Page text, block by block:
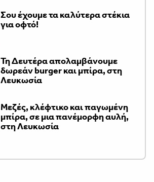
Σου έχουμε τα καλύτερα στέκια
για οφτό!
Τη Δευτέρα απολαμβάνουμε
δωρεάν burger και μπίρα, στη
Λευκωσία
Μεζές, κλέφτικο και παγωμένη
μπίρα, σε μια πανέμορφη αυλή,
στη Λευκωσία